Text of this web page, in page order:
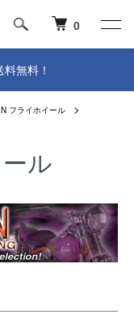
0
無料！
フライホイール
ル